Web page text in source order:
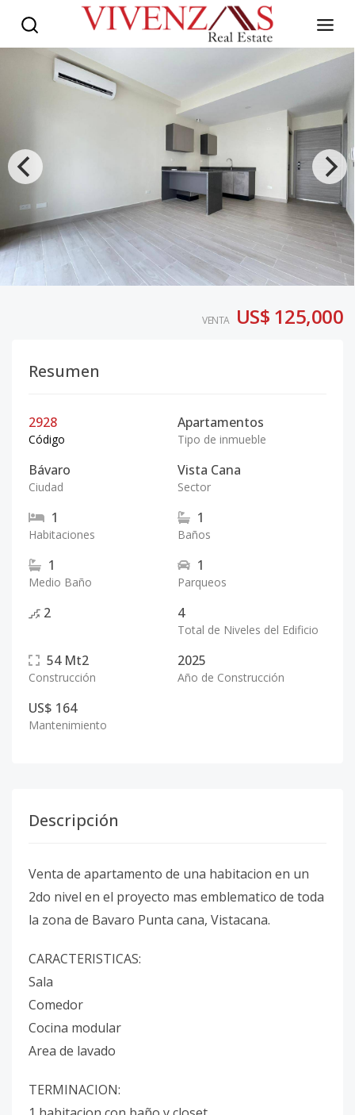
VENTA US$ 125,000
Resumen
2928
Código
Apartamentos
Tipo de inmueble
Bávaro
Ciudad
Vista Cana
Sector
1
Habitaciones
1
Baños
1
Medio Baño
1
Parqueos
2 4
Total de Niveles del Edificio
54 Mt2
Construcción
2025
Año de Construcción
US$ 164
Mantenimiento
Descripción
Venta de apartamento de una habitacion en un
2do nivel en el proyecto mas emblematico de toda
la zona de Bavaro Punta cana, Vistacana.
CARACTERISTICAS:
Sala
Comedor
Cocina modular
Area de lavado
TERMINACION: